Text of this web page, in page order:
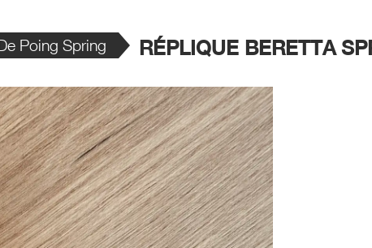
Poing Spring RÉPLIQUE BERETTA